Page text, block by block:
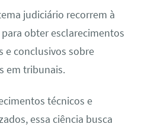
judiciário recorrem à
obter esclarecimentos
e conclusivos sobre
em tribunais.
técnicos e
essa ciência busca